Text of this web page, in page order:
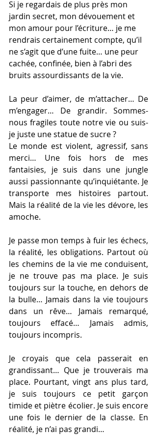
Si je regardais de plus près mon
jardin secret, mon dévouement et
mon amour pour l’écriture… je me
rendrais certainement compte, qu’il
ne s’agit que d’une fuite… une peur
cachée, confinée, bien à l’abri des
bruits assourdissants de la vie.
La peur d’aimer, de m’attacher… De
m’engager… De grandir. Sommes-
nous fragiles toute notre vie ou suis-
je juste une statue de sucre ?
Le monde est violent, agressif, sans
merci… Une fois hors de mes
fantaisies, je suis dans une jungle
aussi passionnante qu’inquiétante. Je
transporte mes histoires partout.
Mais la réalité de la vie les dévore, les
amoche.
Je passe mon temps à fuir les échecs,
la réalité, les obligations. Partout où
les chemins de la vie me conduisent,
je ne trouve pas ma place. Je suis
toujours sur la touche, en dehors de
la bulle… Jamais dans la vie toujours
dans un rêve… Jamais remarqué,
toujours effacé… Jamais admis,
toujours incompris.
Je croyais que cela passerait en
grandissant… Que je trouverais ma
place. Pourtant, vingt ans plus tard,
je suis toujours ce petit garçon
timide et piètre écolier. Je suis encore
une fois le dernier de la classe. En
réalité, je n’ai pas grandi…